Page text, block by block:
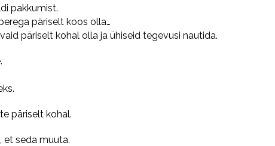
pakkumist.
päriselt koos olla…
päriselt kohal olla ja ühiseid tegevusi nautida.
päriselt kohal.
et seda muuta.